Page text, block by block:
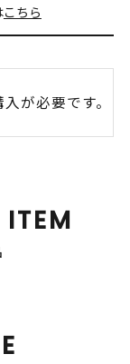
こちら
入が必要です。